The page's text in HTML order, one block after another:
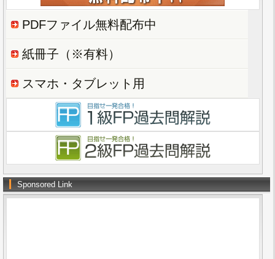
PDFファイル無料配布中
紙冊子（※有料）
スマホ・タブレット用
Sponsored Link